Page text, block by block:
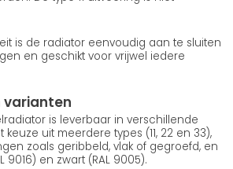
is de radiator eenvoudig aan te sluiten
en geschikt voor vrijwel iedere
varianten
is leverbaar in verschillende
uit meerdere types (11, 22 en 33),
zoals geribbeld, vlak of gegroefd, en
9016) en zwart (RAL 9005).